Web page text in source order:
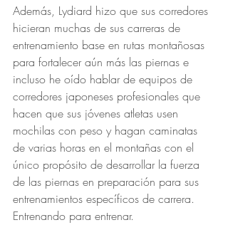
Además, Lydiard hizo que sus corredores
hicieran muchas de sus carreras de
entrenamiento base en rutas montañosas
para fortalecer aún más las piernas e
incluso he oído hablar de equipos de
corredores japoneses profesionales que
hacen que sus jóvenes atletas usen
mochilas con peso y hagan caminatas
de varias horas en el montañas con el
único propósito de desarrollar la fuerza
de las piernas en preparación para sus
entrenamientos específicos de carrera.
Entrenando para entrenar.